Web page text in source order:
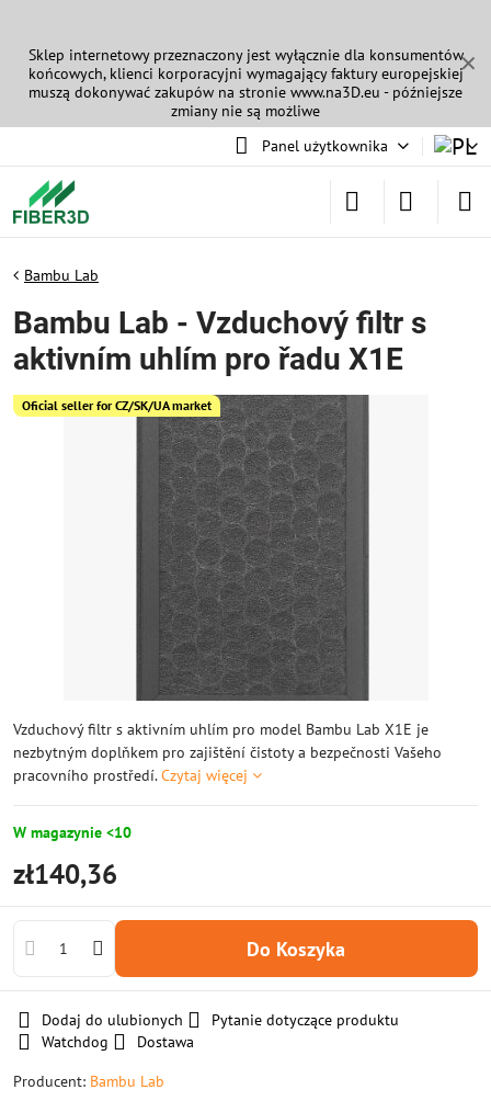
✕
Sklep internetowy przeznaczony jest wyłącznie dla konsumentów
końcowych, klienci korporacyjni wymagający faktury europejskiej
muszą dokonywać zakupów na stronie www.na3D.eu - późniejsze
zmiany nie są możliwe
Panel użytkownika
Oficial seller for CZ/SK/UA market
Bambu Lab
Bambu Lab - Vzduchový filtr s
aktivním uhlím pro řadu X1E
Vzduchový filtr s aktivním uhlím pro model Bambu Lab X1E je
nezbytným doplňkem pro zajištění čistoty a bezpečnosti Vašeho
pracovního prostředí.Czytaj więcej
W magazynie <10
zł140,36
Do Koszyka
Dodaj do ulubionych
Pytanie dotyczące produktu
Watchdog
Dostawa
Producent: Bambu Lab